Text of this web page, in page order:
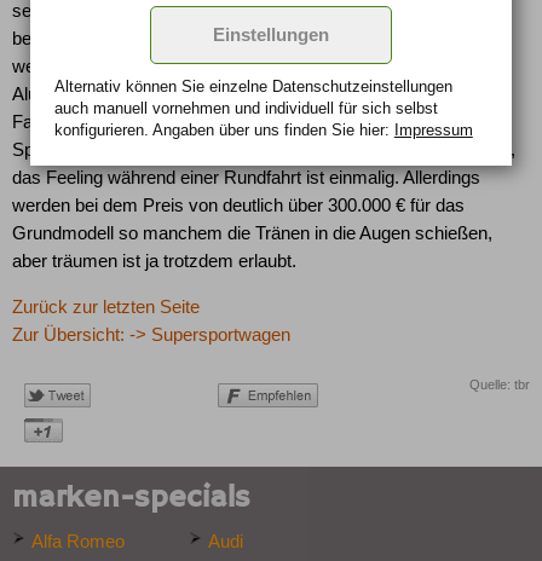
selbstverständlich. Auch im Innenraum sind jetzt hinter den
beiden Sitzen Ablagen entstanden, die den Wagen geräumiger
werden lassen. Das Ambiente im Inneren wird durch Leder und
Aluminium komplettiert. Mit diesem Sportwagen wird natürlich
Fahren für jedermann zum Spaß hoch drei. Die
Spitzenverarbeitung der einzelnen Teile kann sich sehen lassen,
das Feeling während einer Rundfahrt ist einmalig. Allerdings
werden bei dem Preis von deutlich über 300.000 € für das
Grundmodell so manchem die Tränen in die Augen schießen,
aber träumen ist ja trotzdem erlaubt.
Zurück zur letzten Seite
Zur Übersicht: -> Supersportwagen
Quelle: tbr
marken-specials
Alfa Romeo
Audi
Einstellungen
Alternativ können Sie einzelne Datenschutz­ein­stellungen
auch manuell vor­nehmen und indivi­duell für sich selbst
konfigurieren. Angaben über uns finden Sie hier: Impressum